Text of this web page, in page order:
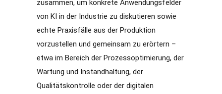
zusammen, um konkrete Anwendungsfelder
von KI in der Industrie zu diskutieren sowie
echte Praxisfälle aus der Produktion
vorzustellen und gemeinsam zu erörtern –
etwa im Bereich der Prozessoptimierung, der
Wartung und Instandhaltung, der
Qualitätskontrolle oder der digitalen